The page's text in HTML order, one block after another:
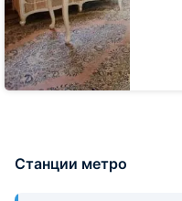
Станции метро